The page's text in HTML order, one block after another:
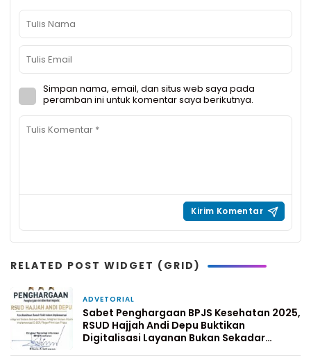
Simpan nama, email, dan situs web saya pada
peramban ini untuk komentar saya berikutnya.
RELATED POST WIDGET (GRID)
ADVETORIAL
Sabet Penghargaan BPJS Kesehatan 2025,
RSUD Hajjah Andi Depu Buktikan
Digitalisasi Layanan Bukan Sekadar